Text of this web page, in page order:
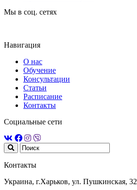
Мы в соц. сетях
Навигация
О нас
Обучение
Консультации
Статьи
Расписание
Контакты
Социальные сети
Контакты
Украина, г.Харьков, ул. Пушкинская, 32